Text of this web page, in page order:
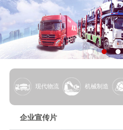
现代物流 机械制造
企业宣传片